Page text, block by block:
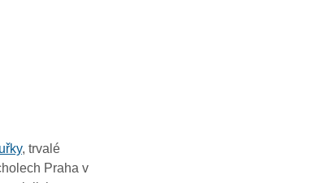
, trvalé
Praha v